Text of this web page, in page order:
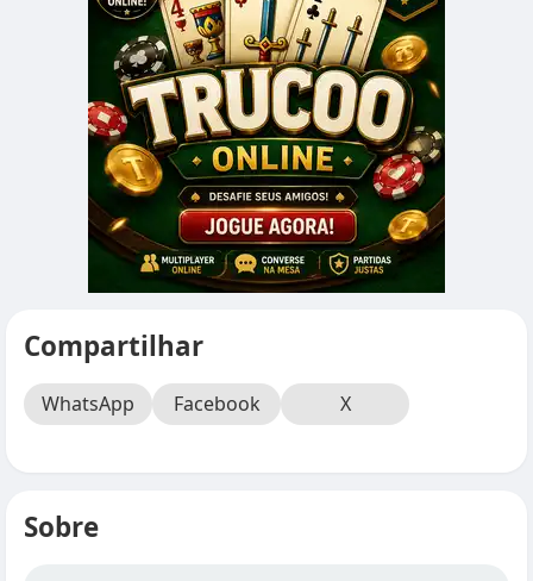
Compartilhar
WhatsApp Facebook X
Sobre